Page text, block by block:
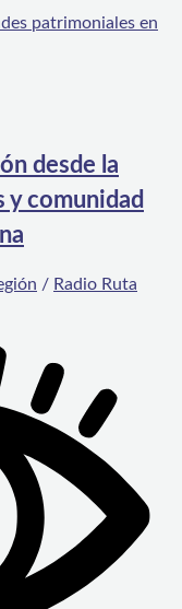
patrimoniales en
desde la
y comunidad
/ Radio Ruta